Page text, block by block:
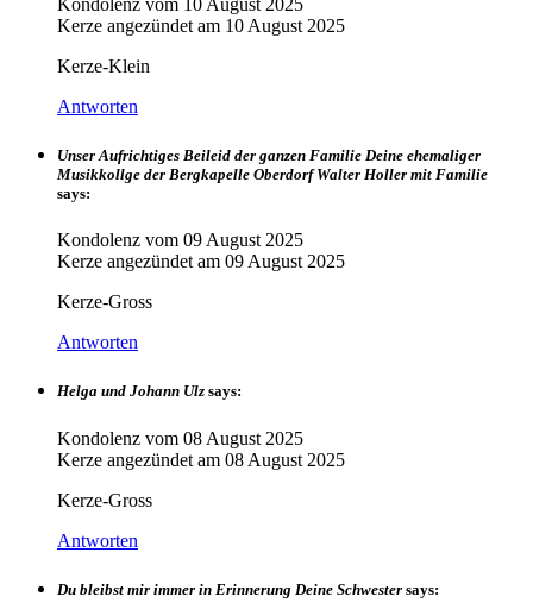
Kondolenz vom
10 August 2025
Kerze angezündet am 10 August 2025
Kerze-Klein
Antworten
Unser Aufrichtiges Beileid der ganzen Familie Deine ehemaliger
Musikkollge der Bergkapelle Oberdorf Walter Holler mit Familie
says:
Kondolenz vom 09 August 2025
Kerze angezündet am 09 August 2025
Kerze-Gross
Antworten
Helga und Johann Ulz says:
Kondolenz vom 08 August 2025
Kerze angezündet am 08 August 2025
Kerze-Gross
Antworten
Du bleibst mir immer in Erinnerung Deine Schwester says: